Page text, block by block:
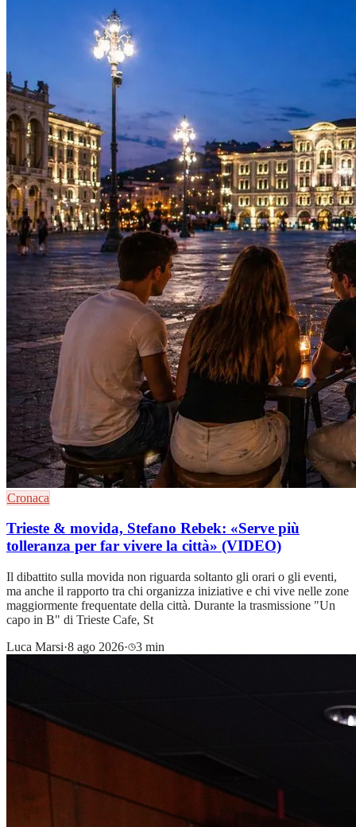
Cronaca
Trieste & movida, Stefano Rebek: «Serve più
tolleranza per far vivere la città» (VIDEO)
Il dibattito sulla movida non riguarda soltanto gli orari o gli eventi,
ma anche il rapporto tra chi organizza iniziative e chi vive nelle zone
maggiormente frequentate della città. Durante la trasmissione "Un
capo in B" di Trieste Cafe, St
Luca Marsi·8 ago 2026· 3 min